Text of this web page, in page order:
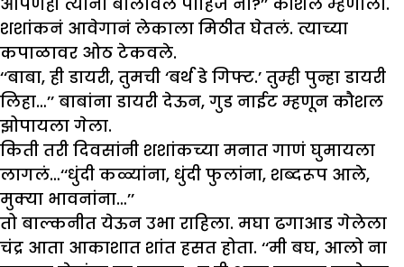
शशांकनं आवेगानं लेकाला मिठीत घेतलं. त्याच्या
कपाळावर ओठ टेकवले.
‘‘बाबा, ही डायरी, तुमची ‘बर्थ डे गिफ्ट.’ तुम्ही पुन्हा डायरी
लिहा…’’ बाबांना डायरी देऊन, गुड नाईट म्हणून कौशल
झोपायला गेला.
किती तरी दिवसांनी शशांकच्या मनात गाणं घुमायला
लागलं…‘‘धुंदी कळ्यांना, धुंदी फुलांना, शब्दरूप आले,
मुक्या भावनांना…’’
तो बाल्कनीत येऊन उभा राहिला. मघा ढगाआड गेलेला
चंद्र आता आकाशात शांत हसत होता. ‘‘मी बघ, आलो ना